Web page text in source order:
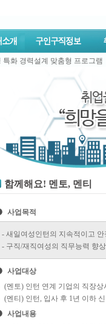
특화 경력설계 맞춤형 프로그램
함께해요! 멘토, 멘티
사업목적
- 새일여성인턴의 지속적이고
- 구직/재직여성의 직무능력 향
사업대상
(멘토) 인턴 연계 기업의 직장
(멘티) 인턴, 입사 후 1년 이하
사업내용